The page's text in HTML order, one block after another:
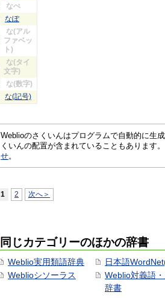
なぺ
なぽ
な(アル
ファベッ
ト)
な(タイ
文字)
な(数字)
な(記号)
Weblioのさくいんはプログラムで自動的に生
くいんの配置が含まれていることもあります
せ。
1 2 次へ＞
同じカテゴリーのほかの辞書
Weblio実用類語辞典
Weblioシソーラス
日本語
Weblio対義語
辞書